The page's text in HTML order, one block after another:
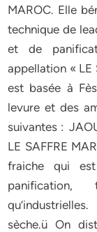
MAROC. Elle
technique de
et de
appellation « LE
est basée à
levure et des
suivantes :
LE SAFFRE
fraiche qui
sèche.ü On